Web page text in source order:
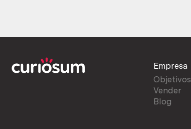
Empresa
Objetivos
Vender
Blog